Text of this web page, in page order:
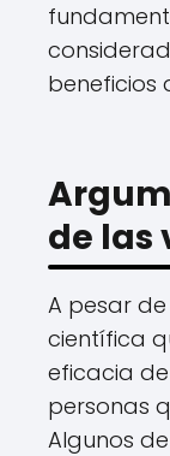
beneficios
de las
A pesar
científica
eficacia
personas
Algunos